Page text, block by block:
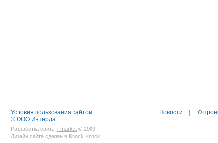
Условия пользования сайтом
© ООО Интерда
Разработка сайта: i-market © 2009
Дизайн сайта сделан в Knock Knock
Новости О